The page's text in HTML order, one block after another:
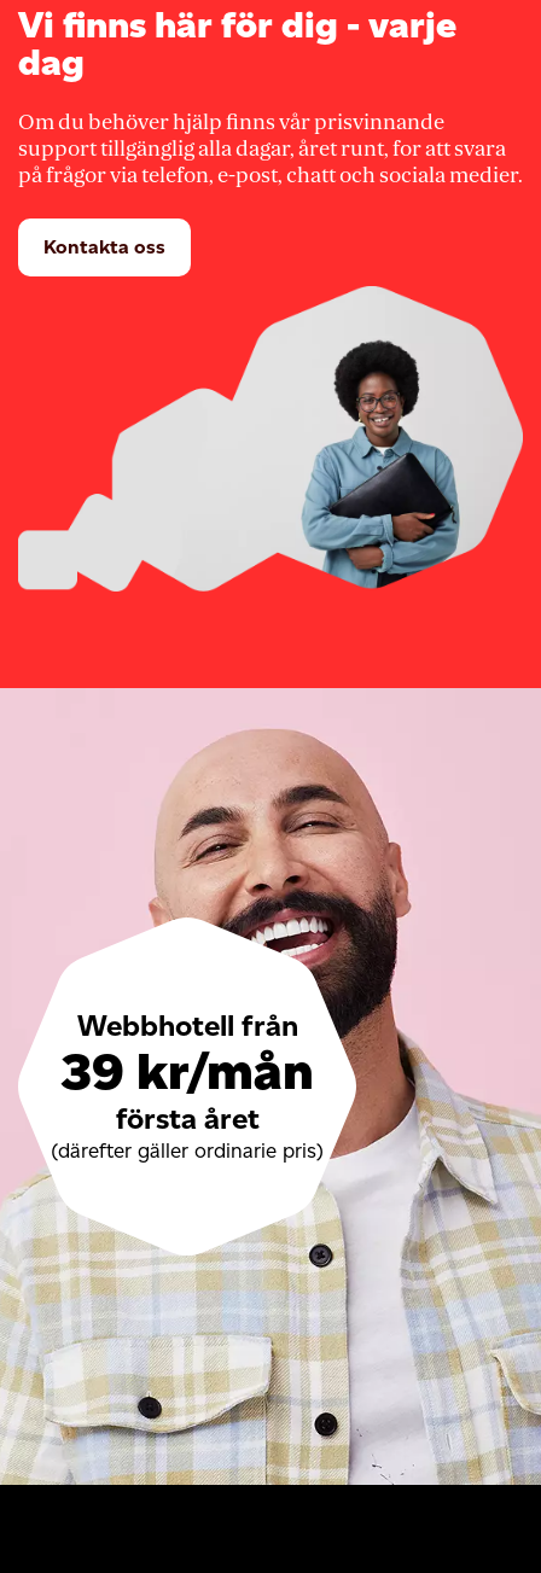
Vi finns här för dig - varje
dag
Om du behöver hjälp finns vår prisvinnande
support tillgänglig alla dagar, året runt, for att svara
på frågor via telefon, e-post, chatt och sociala medier.
Kontakta oss
Webbhotell från
39 kr/mån
första året
(därefter gäller ordinarie pris)